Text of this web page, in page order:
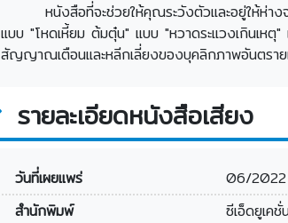
หนังสือที่จะช่วยให้คุณระวังตัวและอยู่ให้ห่
แบบ "โหดเหี้ยม ต้มตุ๋น" แบบ "หวาดระแวงเกินเห
สัญญาณเตือนและหลีกเลี่ยงของบุคลิกภาพอันตราย
รายละเอียดหนังสือเสียง
วันที่เผยแพร่
06/2022
สำนักพิมพ์
ซีเอ็ดยูเคชั่